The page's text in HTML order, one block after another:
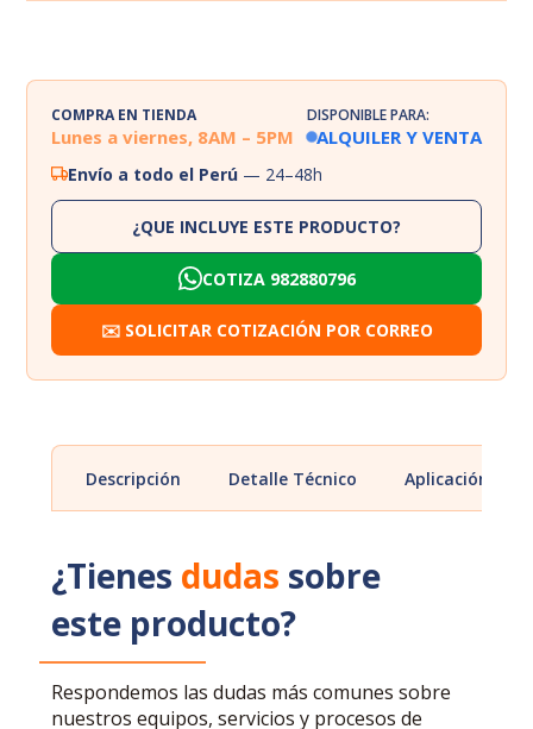
COMPRA EN TIENDA
Lunes a viernes, 8AM – 5PM
DISPONIBLE PARA:
ALQUILER Y VENTA
Envío a todo el Perú — 24–48h
¿QUE INCLUYE ESTE PRODUCTO?
COTIZA 982880796
✉️ SOLICITAR COTIZACIÓN POR CORREO
Descripción Detalle Técnico Aplicación
¿Tienes dudas sobre
este producto?
Respondemos las dudas más comunes sobre
nuestros equipos, servicios y procesos de